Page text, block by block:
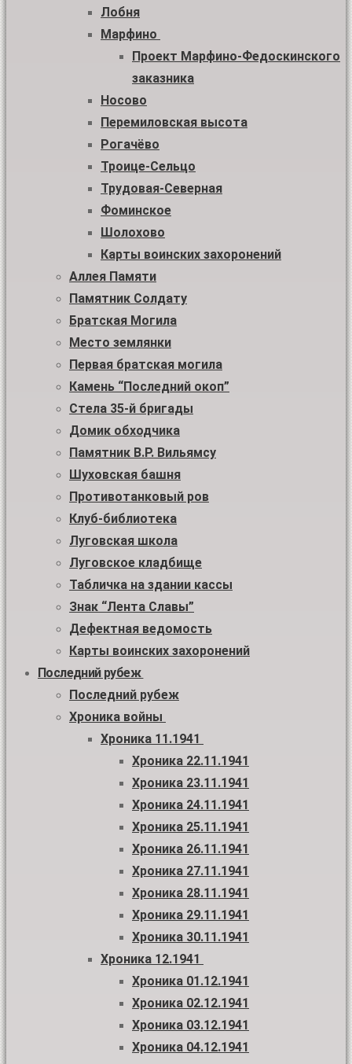
Лобня
Марфино
Проект Марфино-Федоскинского
заказника
Носово
Перемиловская высота
Рогачёво
Троице-Сельцо
Трудовая-Северная
Фоминское
Шолохово
Карты воинских захоронений
Аллея Памяти
Памятник Солдату
Братская Могила
Место землянки
Первая братская могила
Камень “Последний окоп”
Стела 35-й бригады
Домик обходчика
Памятник В.Р. Вильямсу
Шуховская башня
Противотанковый ров
Клуб-библиотека
Луговская школа
Луговское кладбище
Табличка на здании кассы
Знак “Лента Славы”
Дефектная ведомость
Карты воинских захоронений
Последний рубеж
Последний рубеж
Хроника войны
Хроника 11.1941
Хроника 22.11.1941
Хроника 23.11.1941
Хроника 24.11.1941
Хроника 25.11.1941
Хроника 26.11.1941
Хроника 27.11.1941
Хроника 28.11.1941
Хроника 29.11.1941
Хроника 30.11.1941
Хроника 12.1941
Хроника 01.12.1941
Хроника 02.12.1941
Хроника 03.12.1941
Хроника 04.12.1941